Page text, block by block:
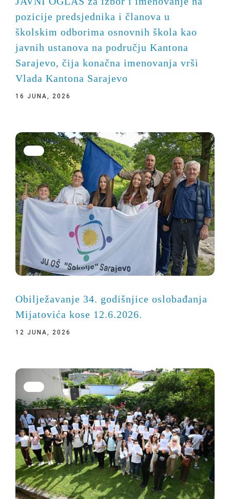
pozicije predsjednika i članova u
školskim odborima osnovnih škola kao
javnih ustanova na području Kantona
Sarajevo, čija konačna imenovanja vrši
Vlada Kantona Sarajevo
16 JUNA, 2026
Obilježavanje 34. godišnjice oslobađanja
Mijatovića kose 12.6.2026.
12 JUNA, 2026